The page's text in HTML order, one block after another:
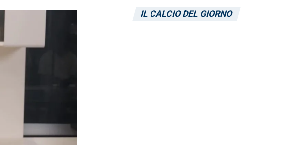
IL CALCIO DEL GIORNO